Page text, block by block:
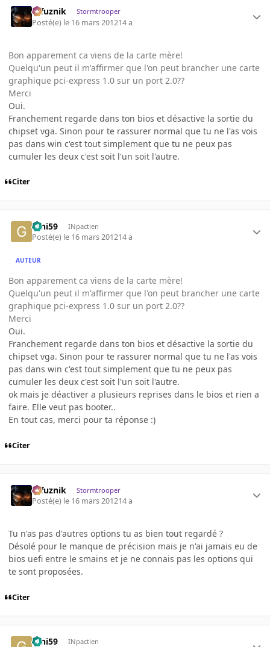
refuznik Stormtrooper
Posté(e) le 16 mars 201214 a
Bon apparement ca viens de la carte mère!
Quelqu'un peut il m'affirmer que l'on peut brancher une carte
graphique pci-express 1.0 sur un port 2.0??
Merci
Oui.
Franchement regarde dans ton bios et désactive la sortie du
chipset vga. Sinon pour te rassurer normal que tu ne l'as vois
pas dans win c'est tout simplement que tu ne peux pas
cumuler les deux c'est soit l'un soit l'autre.
Citer
Gini59 INpactien
Posté(e) le 16 mars 201214 a
AUTEUR
Bon apparement ca viens de la carte mère!
Quelqu'un peut il m'affirmer que l'on peut brancher une carte
graphique pci-express 1.0 sur un port 2.0??
Merci
Oui.
Franchement regarde dans ton bios et désactive la sortie du
chipset vga. Sinon pour te rassurer normal que tu ne l'as vois
pas dans win c'est tout simplement que tu ne peux pas
cumuler les deux c'est soit l'un soit l'autre.
ok mais je déactiver a plusieurs reprises dans le bios et rien a
faire. Elle veut pas booter..
En tout cas, merci pour ta réponse :)
Citer
refuznik Stormtrooper
Posté(e) le 16 mars 201214 a
Tu n'as pas d'autres options tu as bien tout regardé ?
Désolé pour le manque de précision mais je n'ai jamais eu de
bios uefi entre le smains et je ne connais pas les options qui
te sont proposées.
Citer
Gini59 INpactien